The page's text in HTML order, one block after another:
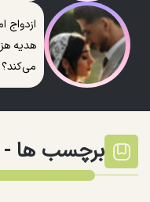
ازدواج
هدیه
می‌کند؟
برچسب ها -